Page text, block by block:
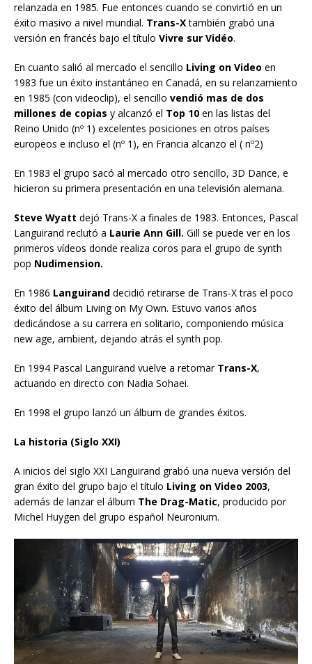
relanzada en 1985. Fue entonces cuando se convirtió en un
éxito masivo a nivel mundial. Trans-Xtambién grabó una
versión en francés bajo el título Vivre sur Vidéo.
En cuanto salió al mercado el sencillo Living on Video en
1983 fue un éxito instantáneo en Canadá, en su relanzamiento
en 1985 (con videoclip), el sencillo vendió mas de dos
millones de copias y alcanzó el Top 10 en las listas del
Reino Unido (nº 1) excelentes posiciones en otros países
europeos e incluso el (nº 1), en Francia alcanzo el ( nº2)
En 1983 el grupo sacó al mercado otro sencillo, 3D Dance, e
hicieron su primera presentación en una televisión alemana.
Steve Wyatt dejó Trans-X a finales de 1983. Entonces, Pascal
Languirand reclutó a Laurie Ann Gill. Gill se puede ver en los
primeros vídeos donde realiza coros para el grupo de synth
pop Nudimension.
En 1986 Languirand decidió retirarse de Trans-X tras el poco
éxito del álbum Living on My Own. Estuvo varios años
dedicándose a su carrera en solitario, componiendo música
new age, ambient, dejando atrás el synth pop.
En 1994 Pascal Languirand vuelve a retomar Trans-X,
actuando en directo con Nadia Sohaei.
En 1998 el grupo lanzó un álbum de grandes éxitos.
La historia (Siglo XXI)
A inicios del siglo XXI Languirand grabó una nueva versión del
gran éxito del grupo bajo el título Living on Video 2003,
además de lanzar el álbum The Drag-Matic, producido por
Michel Huygen del grupo español Neuronium.